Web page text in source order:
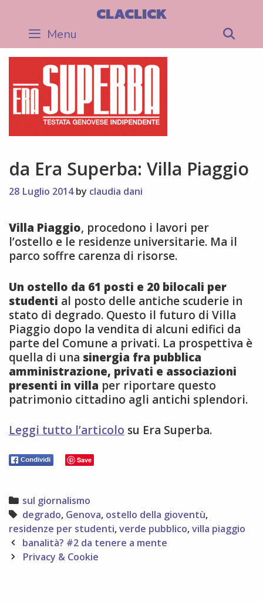
content
CLACLICK
Menu
da Era Superba: Villa Piaggio
28 Luglio 2014 by claudia dani
Villa Piaggio, procedono i lavori per
l’ostello e le residenze universitarie. Ma il
parco soffre carenza di risorse.
Un ostello da 61 posti e 20 bilocali per
studenti al posto delle antiche scuderie in
stato di degrado. Questo il futuro di Villa
Piaggio dopo la vendita di alcuni edifici da
parte del Comune a privati. La prospettiva è
quella di una sinergia fra pubblica
amministrazione, privati e associazioni
presenti in villa per riportare questo
patrimonio cittadino agli antichi splendori.
Leggi tutto l’articolo su Era Superba.
Save
Categories
sul giornalismo
Tags
degrado, Genova, ostello della gioventù,
residenze per studenti,verde pubblico,villa piaggio
Post
navigation
banalità? #2 da tenere a mente
Privacy & Cookie